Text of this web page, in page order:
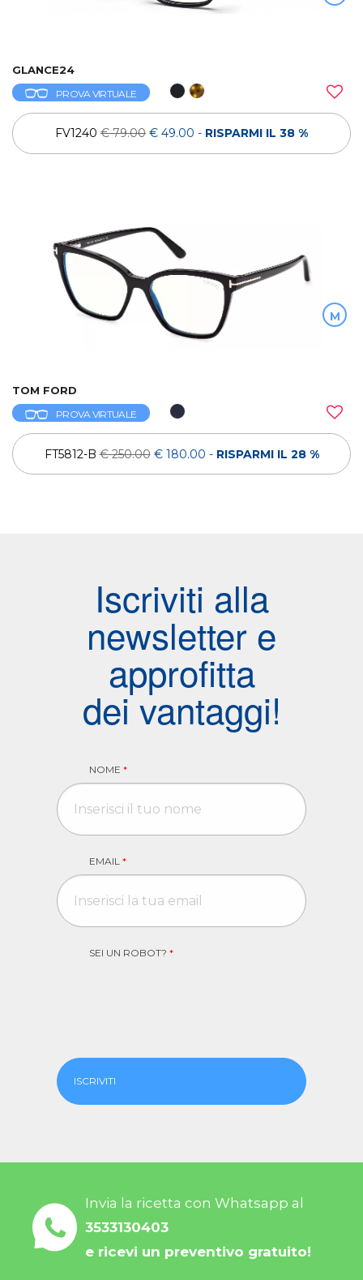
GLANCE24
PROVA VIRTUALE
FV1240 € 79.00 € 49.00 - RISPARMI IL 38 %
M
TOM FORD
PROVA VIRTUALE
FT5812-B€ 250.00 € 180.00 - RISPARMI IL 28 %
Iscriviti alla
newsletter e
approfitta
dei vantaggi!
NOME *
EMAIL *
SEI UN ROBOT? *
ISCRIVITI
Invia la ricetta con Whatsapp al
3533130403
e ricevi un preventivo gratuito!